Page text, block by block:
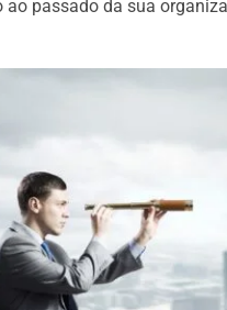
ao passado da sua